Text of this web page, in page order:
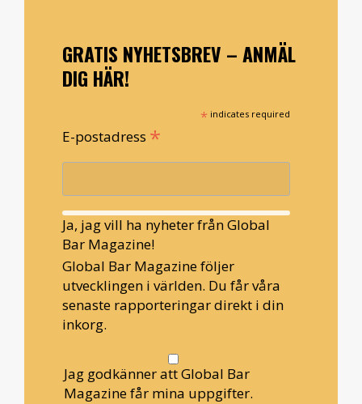
GRATIS NYHETSBREV – ANMÄL
DIG HÄR!
* indicates required
E-postadress *
Ja, jag vill ha nyheter från Global
Bar Magazine!
Global Bar Magazine följer
utvecklingen i världen. Du får våra
senaste rapporteringar direkt i din
inkorg.
Jag godkänner att Global Bar
Magazine får mina uppgifter.